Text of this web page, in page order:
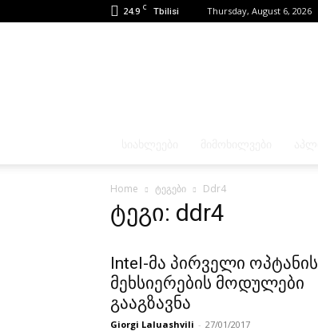
24.9 C Tbilisi Thursday, August 6, 2026
Home ტეგები Ddr4
ტეგი: ddr4
Intel-მა პირველი ოპტანის
მეხსიერების მოდულები
გააგზავნა
Giorgi Laluashvili - 27/01/2017